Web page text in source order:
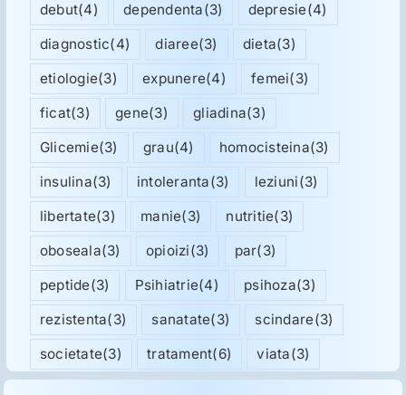
debut(4) dependenta(3) depresie(4)
diagnostic(4) diaree(3) dieta(3)
etiologie(3) expunere(4) femei(3)
ficat(3) gene(3) gliadina(3)
Glicemie(3) grau(4) homocisteina(3)
insulina(3) intoleranta(3) leziuni(3)
libertate(3) manie(3) nutritie(3)
oboseala(3) opioizi(3) par(3)
peptide(3) Psihiatrie(4) psihoza(3)
rezistenta(3) sanatate(3) scindare(3)
societate(3) tratament(6) viata(3)